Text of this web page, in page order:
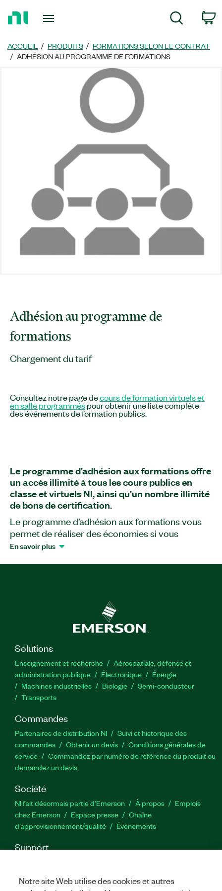
page
d’accueil
ACCUEIL PRODUITS
FORMATIONS SELON LE CONTRAT
ADHÉSION AU PROGRAMME DE FORMATIONS
Adhésion au programme de
formations
Chargement du tarif
Consultez notre page decours de formation virtuels et
en salle programméspour obtenir une liste complète
des événements de formation publics.
Le programme d’adhésion aux formations offre
un accès illimité à tous les cours publics en
classe et virtuels NI, ainsi qu’un nombre illimité
de bons de certification.
Le programme d’adhésion aux formations vous
permet de réaliser des économies si vous
envisagez de suivre au moins trois cours
Principales fonctionnalités :
Durée : Une année
Numéro(s) de référence :780154-11
En savoir plus
Solutions
Enseignement et recherche
Aérospatiale, défense et
administration publique
Électronique
Énergie​
Machines industrielles
Biologie
Semi-conducteur
Transports
Commandes
Partenaires de distribution NI
Suivi et historique des
commandes
Obtenir un devis
Conditions générales de
service
Commandez par numéro de référence du produit ou
demandez un devis
Société
NI fait désormais partie d'Emerson À propos
Emplois
chez Emerson
Espace presse
Chaîne
d’approvisionnement/qualité
Événements
Support
service
Commentaires sur le site
Notre site Web utilise des cookies et autres